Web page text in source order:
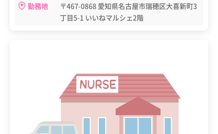
勤務地
〒467-0868 愛知県名古屋市瑞穂区大喜新町3
丁目5-1 いいねマルシェ2階